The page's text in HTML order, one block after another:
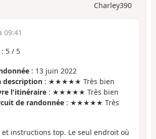
Charley390
09:41
: 5 / 5
: 13 juin 2022
description : ★★★★★ Très bien
l'itinéraire : ★★★★★ Très bien
de randonnée : ★★★★★ Très
instructions top. Le seul endroit où